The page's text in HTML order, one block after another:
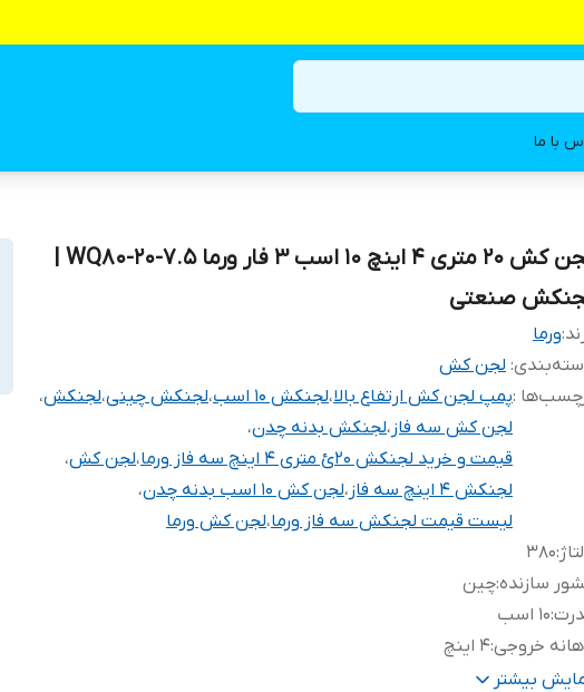
با ما
صنعتی
ورما
: لجن کش
:پمپ لجن کش ارتفاع بالا،لجنکش 10 اسب ،لجنکش چینی،لجنکش،
لجن کش سه فاز ،لجنکش بدنه چدن،
قیمت و خرید لجنکش 20ئ متری 4 اینچ سه فاز ورما
،لجن کش،
لجنکش 4 اینچ سه فاز
،لجن کش 10 اسب بدنه چدن
،
لیست قیمت لجنکش سه فاز ورما،لجن کش ورما
:۳۸۰
سازنده:چین
:۱۰ اسب
خروجی:۴ اینچ
ارتفاع ۲0 متر بیشتر